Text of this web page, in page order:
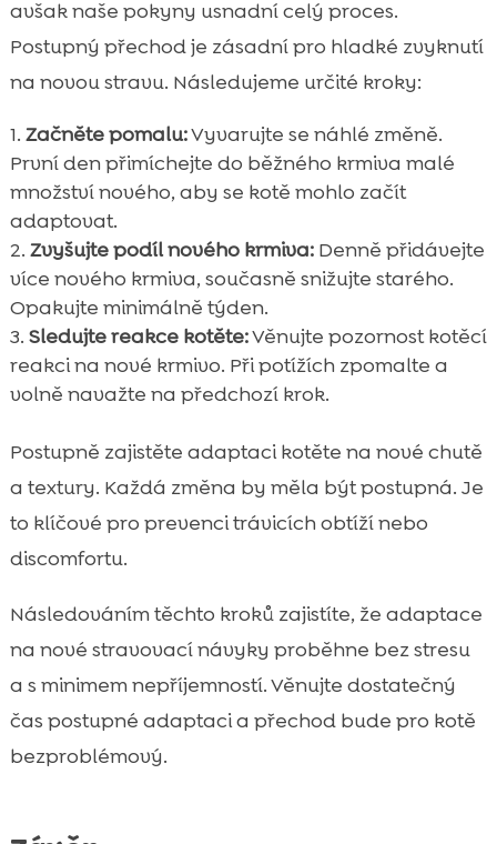
avšak naše pokyny usnadní celý proces.
Postupný přechod je zásadní pro hladké zvyknutí
na novou stravu. Následujeme určité kroky:
Začněte pomalu:Vyvarujte se náhlé změně.
První den přimíchejte do běžného krmiva malé
množství nového, aby se kotě mohlo začít
adaptovat.
Zvyšujte podíl nového krmiva:Denně přidávejte
více nového krmiva, současně snižujte starého.
Opakujte minimálně týden.
Sledujte reakce kotěte:Věnujte pozornost kotěcí
reakci na nové krmivo. Při potížích zpomalte a
volně navažte na předchozí krok.
Postupně zajistěte adaptaci kotěte na nové chutě
a textury. Každá změna by měla být postupná. Je
to klíčové pro prevenci trávicích obtíží nebo
discomfortu.
Následováním těchto kroků zajistíte, že adaptace
na nové stravovací návyky proběhne bez stresu
a s minimem nepříjemností. Věnujte dostatečný
čas postupné adaptaci a přechod bude pro kotě
bezproblémový.